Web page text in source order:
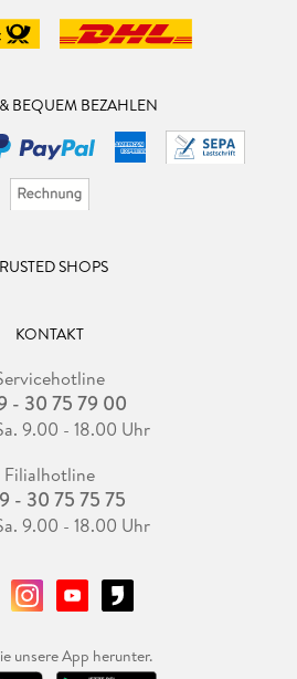
BEQUEM BEZAHLEN
SHOPS
KONTAKT
- 30 75 79 00
9.00 - 18.00 Uhr
Filialhotline
- 30 75 75 75
9.00 - 18.00 Uhr
unsere App herunter.